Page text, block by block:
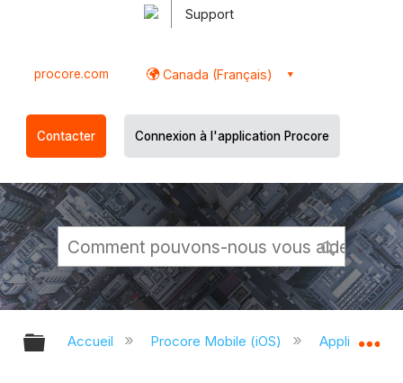
Support
procore.com Canada (Français)
Contacter Connexion à l'application Procore
Développer/réduire la hiérarchie
Accueil Procore Mobile (iOS) Application